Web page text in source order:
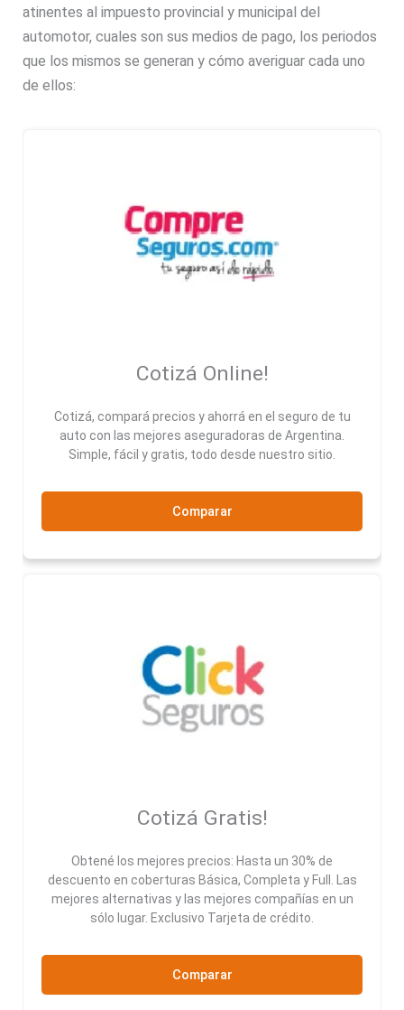
atinentes al impuesto provincial y municipal del
automotor, cuales son sus medios de pago, los periodos
que los mismos se generan y cómo averiguar cada uno
de ellos:
Cotizá Online!
Cotizá, compará precios y ahorrá en el seguro de tu
auto con las mejores aseguradoras de Argentina.
Simple, fácil y gratis, todo desde nuestro sitio.
Comparar
Cotizá Gratis!
Obtené los mejores precios: Hasta un 30% de
descuento en coberturas Básica, Completa y Full. Las
mejores alternativas y las mejores compañías en un
sólo lugar. Exclusivo Tarjeta de crédito.
Comparar